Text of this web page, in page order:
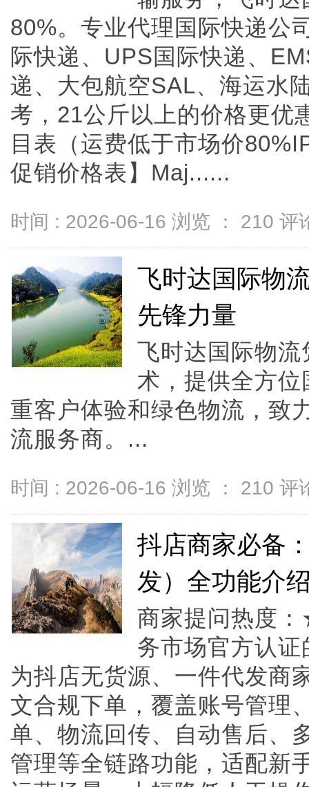
80%。专业代理国际快递公
际快递、UPS国际快递、
递、大包航空SAL、海运水
考，21公斤以上的价格更优
目表（运费低于市场价
促销价格表】Maj......
时间 : 2026-06-16 浏览 ： 210 评
飞时达国际物
先锋力量
飞时达国际物
术，提供全方
重客户体验和绿色物流，致
流服务商。...
时间 : 2026-06-16 浏览 ： 210 评
抖店商家必备
发）全功能介
商家提问热度
务市场官方认
为抖店无货源、一件代发商
文合规下单，覆盖账号管理
单、物流回传、自动售后、
管理等全链路功能，适配新